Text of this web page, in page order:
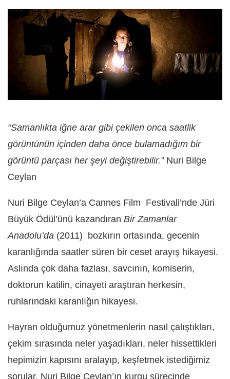
“Samanlıkta iğne arar gibi çekilen onca saatlik
görüntünün içinden daha önce bulamadığım bir
görüntü parçası her şeyi değiştirebilir.” Nuri Bilge
Ceylan
Nuri Bilge Ceylan’a Cannes Film Festivali’nde Jüri
Büyük Ödül’ünü kazandıran Bir Zamanlar
Anadolu’da (2011) bozkırın ortasında, gecenin
karanlığında saatler süren bir ceset arayış hikayesi.
Aslında çok daha fazlası, savcının, komiserin,
doktorun katilin, cinayeti araştıran herkesin,
ruhlarındaki karanlığın hikayesi.
Hayran olduğumuz yönetmenlerin nasıl çalıştıkları,
çekim sırasında neler yaşadıkları, neler hissettikleri
hepimizin kapısını aralayıp, keşfetmek istediğimiz
sorular. Nuri Bilge Ceylan’ın kurgu sürecinde